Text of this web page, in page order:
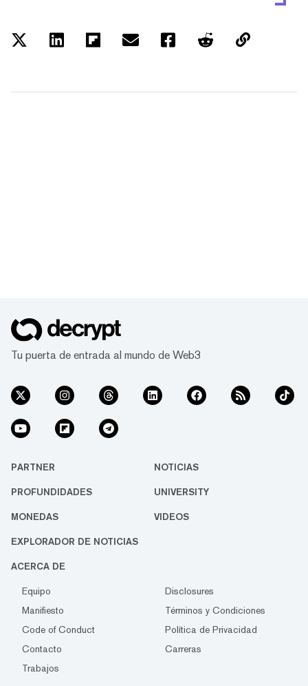
Tu puerta de entrada al mundo de Web3
PARTNER NOTICIAS
PROFUNDIDADES UNIVERSITY
MONEDAS VIDEOS
EXPLORADOR DE NOTICIAS
ACERCA DE
Equipo
Disclosures
Manifiesto
Términos y Condiciones
Code of Conduct
Política de Privacidad
Contacto
Carreras
Trabajos